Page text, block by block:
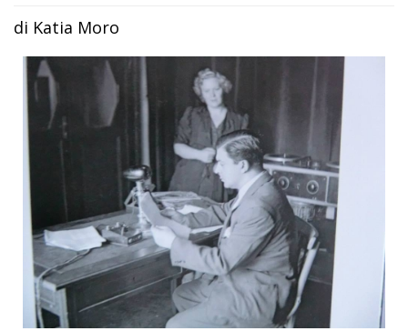
di Katia Moro